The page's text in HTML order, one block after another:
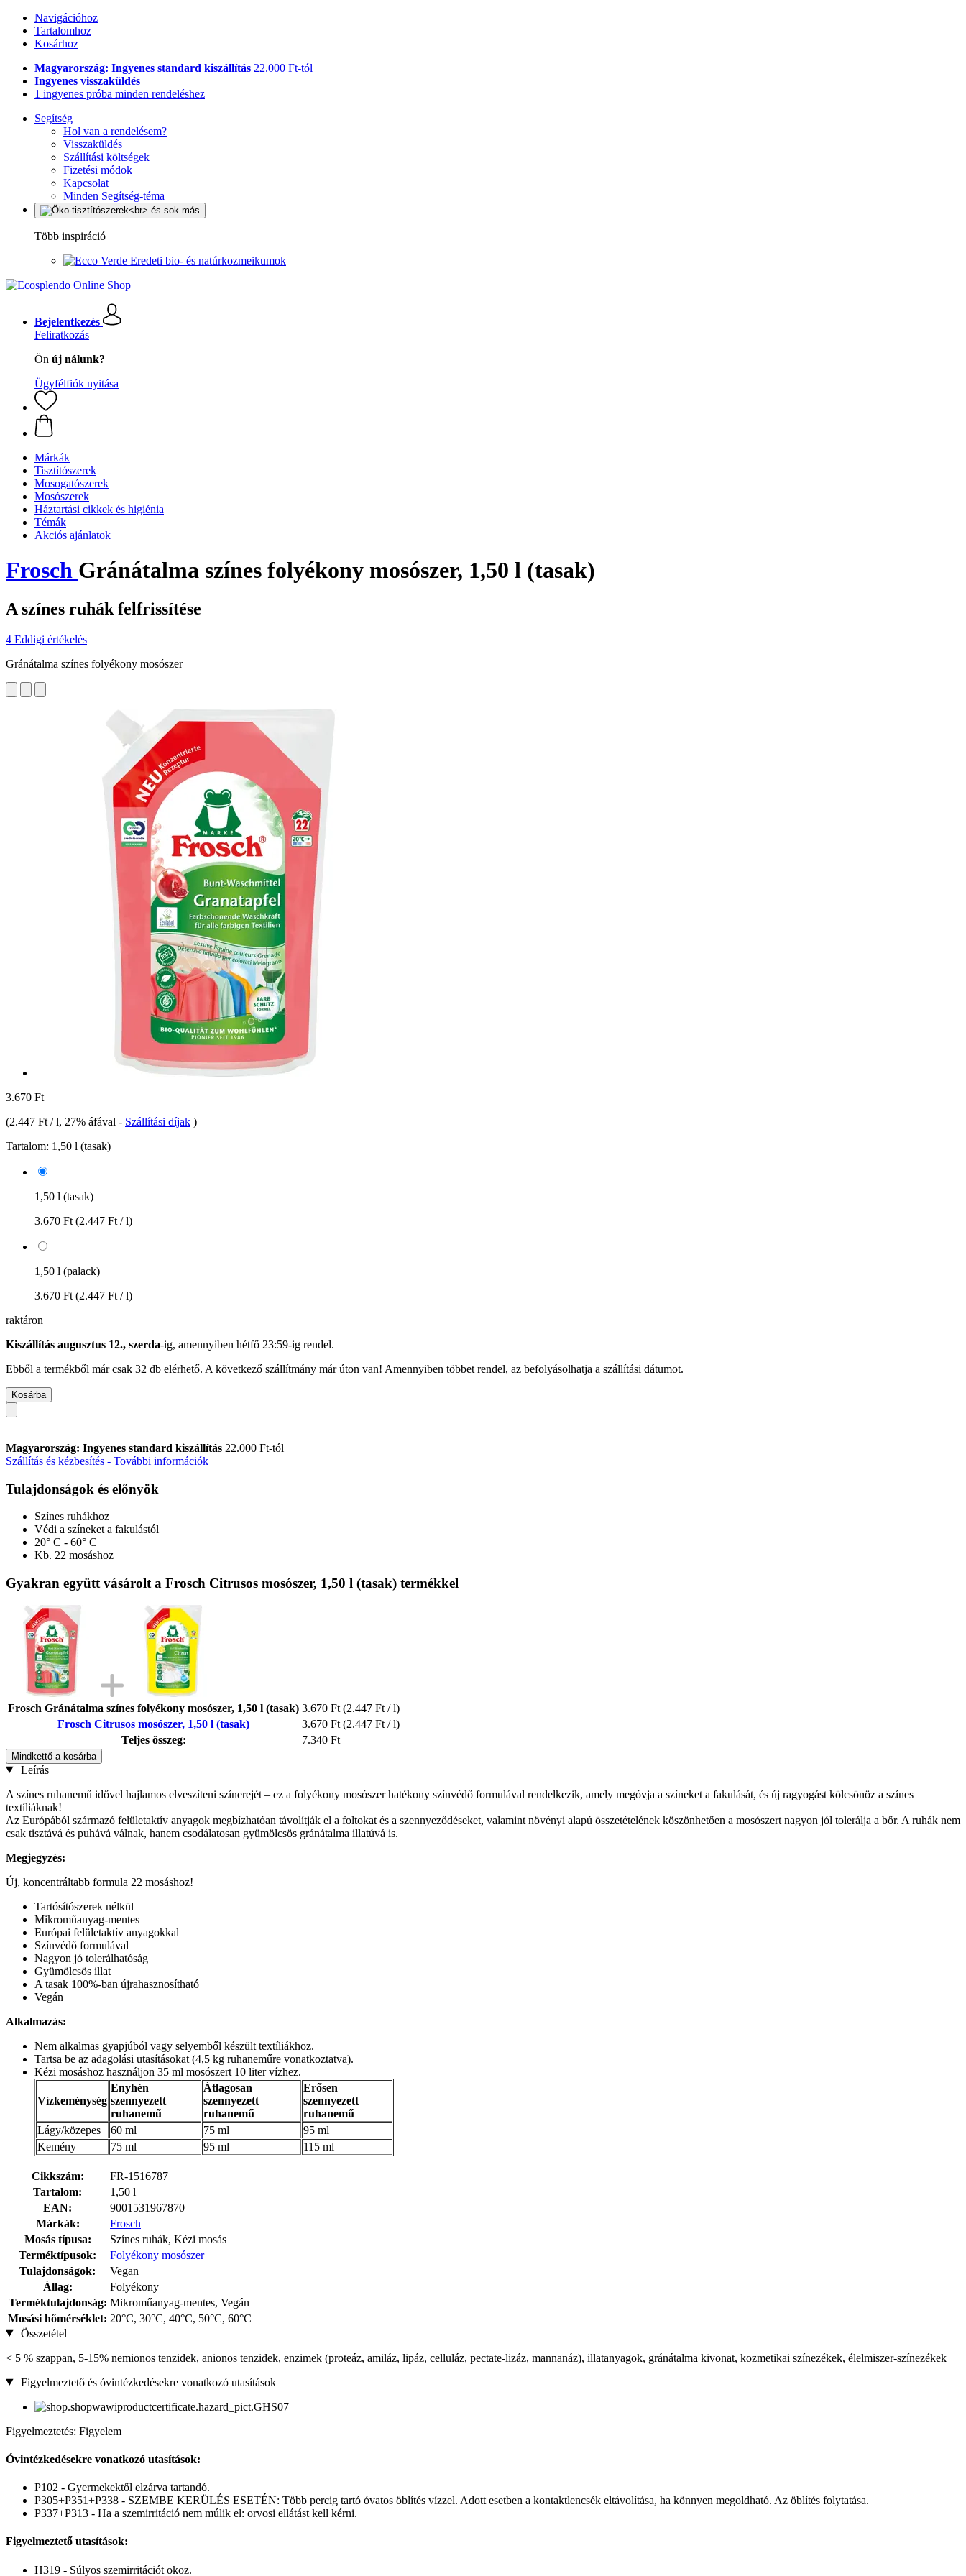
Navigációhoz
Tartalomhoz
Kosárhoz
Magyarország: Ingyenes standard kiszállítás 22.000 Ft-tól
Ingyenes visszaküldés
1 ingyenes próba minden rendeléshez
Segítség
Hol van a rendelésem?
Visszaküldés
Szállítási költségek
Fizetési módok
Kapcsolat
Minden Segítség-téma
Több inspiráció
Eredeti bio- és natúrkozmeikumok
Bejelentkezés
Feliratkozás
Ön új nálunk?
Ügyfélfiók nyitása
Márkák
Tisztítószerek
Mosogatószerek
Mosószerek
Háztartási cikkek és higiénia
Témák
Akciós ajánlatok
Frosch Gránátalma színes folyékony mosószer, 1,50 l (tasak)
A színes ruhák felfrissítése
4 Eddigi értékelés
Gránátalma színes folyékony mosószer
3.670 Ft
(2.447 Ft / l, 27% áfával - Szállítási díjak )
Tartalom: 1,50 l (tasak)
1,50 l (tasak)
3.670 Ft (2.447 Ft / l)
1,50 l (palack)
3.670 Ft (2.447 Ft / l)
raktáron
Kiszállítás augusztus 12., szerda-ig, amennyiben hétfő 23:59-ig rendel.
Ebből a termékből már csak 32 db elérhető. A következő szállítmány már úton van! Amennyiben többet rendel, az befolyásolhatja a szállítási dátumot.
Kosárba
Magyarország: Ingyenes standard kiszállítás 22.000 Ft-tól
Szállítás és kézbesítés - További információk
Tulajdonságok és előnyök
Színes ruhákhoz
Védi a színeket a fakulástól
20° C - 60° C
Kb. 22 mosáshoz
Gyakran együtt vásárolt a Frosch Citrusos mosószer, 1,50 l (tasak) termékkel
Frosch Gránátalma színes folyékony mosószer, 1,50 l (tasak) 3.670 Ft (2.447 Ft / l)
Frosch Citrusos mosószer, 1,50 l (tasak)
3.670 Ft (2.447 Ft / l)
Teljes összeg:
7.340 Ft
Mindkettő a kosárba
Leírás
A színes ruhanemű idővel hajlamos elveszíteni színerejét – ez a folyékony mosószer hatékony színvédő formulával rendelkezik, amely megóvja a színeket a fakulását, és új ragyogást kölcsönöz a színes
textíliáknak!
Az Európából származó felületaktív anyagok megbízhatóan távolítják el a foltokat és a szennyeződéseket, valamint növényi alapú összetételének köszönhetően a mosószert nagyon jól tolerálja a bőr. A ruhák nem
csak tisztává és puhává válnak, hanem csodálatosan gyümölcsös gránátalma illatúvá is.
Megjegyzés:
Új, koncentráltabb formula 22 mosáshoz!
Tartósítószerek nélkül
Mikroműanyag-mentes
Európai felületaktív anyagokkal
Színvédő formulával
Nagyon jó tolerálhatóság
Gyümölcsös illat
A tasak 100%-ban újrahasznosítható
Vegán
Alkalmazás:
Nem alkalmas gyapjúból vagy selyemből készült textíliákhoz.
Tartsa be az adagolási utasításokat (4,5 kg ruhaneműre vonatkoztatva).
Kézi mosáshoz használjon 35 ml mosószert 10 liter vízhez.
Vízkeménység
Enyhén
szennyezett
ruhanemű
Átlagosan
szennyezett
ruhanemű
Erősen
szennyezett
ruhanemű
Lágy/közepes
60 ml 75 ml
95 ml
Kemény
75 ml 95 ml 115 ml
Cikkszám:
FR-1516787
Tartalom:
1,50 l
EAN:
9001531967870
Márkák:
Frosch
Mosás típusa:
Színes ruhák, Kézi mosás
Terméktípusok:
Folyékony mosószer
Tulajdonságok:
Vegan
Állag:
Folyékony
Terméktulajdonság: Mikroműanyag-mentes, Vegán
Mosási hőmérséklet: 20°C, 30°C, 40°C, 50°C, 60°C
Összetétel
< 5 % szappan, 5-15% nemionos tenzidek, anionos tenzidek, enzimek (proteáz, amiláz, lipáz, celluláz, pectate‑lizáz, mannanáz), illatanyagok, gránátalma kivonat, kozmetikai színezékek, élelmiszer‑színezékek
Figyelmeztető és óvintézkedésekre vonatkozó utasítások
Figyelmeztetés: Figyelem
Óvintézkedésekre vonatkozó utasítások:
P102 - Gyermekektől elzárva tartandó.
P305+P351+P338 - SZEMBE KERÜLÉS ESETÉN: Több percig tartó óvatos öblítés vízzel. Adott esetben a kontaktlencsék eltávolítása, ha könnyen megoldható. Az öblítés folytatása.
P337+P313 - Ha a szemirritáció nem múlik el: orvosi ellátást kell kérni.
Figyelmeztető utasítások:
H319 - Súlyos szemirritációt okoz.